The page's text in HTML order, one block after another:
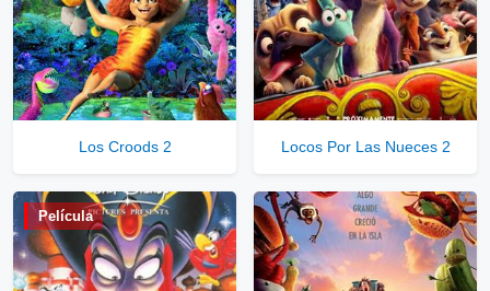
Servidores directos
Solo disponible para usuarios registrados.
Los Croods 2 Locos Por Las Nueces 2
Película